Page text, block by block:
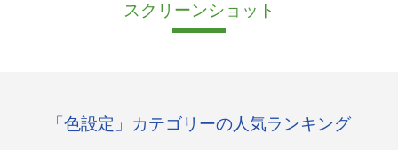
スクリーンショット
「色設定」カテゴリーの人気ランキング